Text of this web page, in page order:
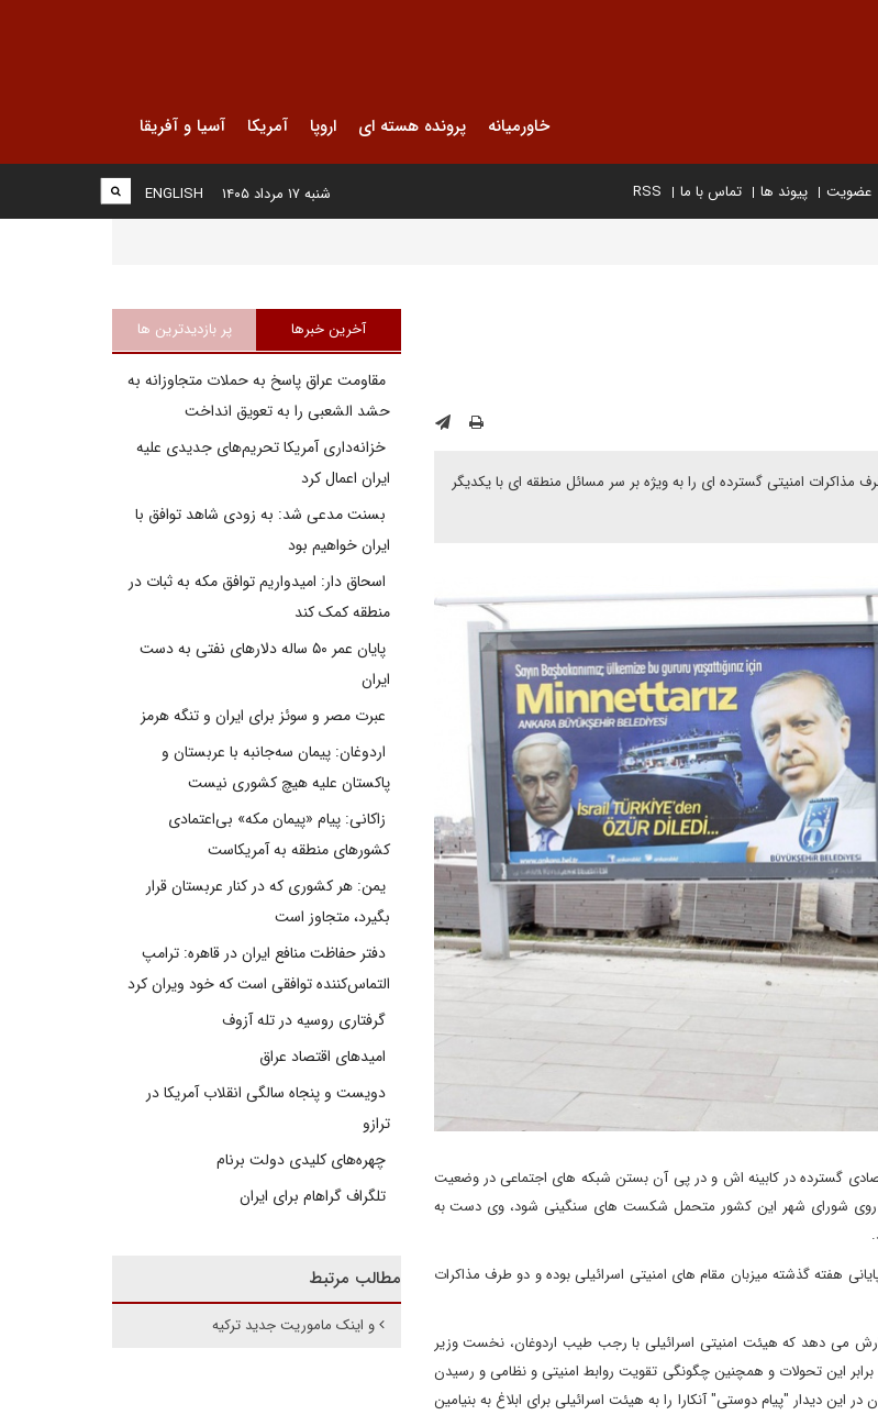
خاورمیانه پرونده هسته ای اروپا آمریکا آسیا و آفریقا
عضویت پیوند ها تماس با ما RSS
ENGLISH شنبه ۱۷ مرداد ۱۴۰۵
مذاکرات امنیتی گسترده ای را به ویژه بر سر مسائل منطقه ای با یکدیگر
گسترده در کابینه اش و در پی آن بستن شبکه های اجتماعی در وضعیت
روی شورای شهر این کشور متحمل شکست های سنگینی شود، وی دست به
هفته گذشته میزبان مقام های امنیتی اسرائیلی بوده و دو طرف مذاکرات
می دهد که هیئت امنیتی اسرائیلی با رجب طیب اردوغان، نخست وزیر
این تحولات و همچنین چگونگی تقویت روابط امنیتی و نظامی و رسیدن
دیدار "پیام دوستی" آنکارا را به هیئت اسرائیلی برای ابلاغ به بنیامین
آخرین خبرها پر بازدیدترین ها
مقاومت عراق پاسخ به حملات متجاوزانه به
حشد الشعبی را به تعویق انداخت
خزانه‌داری آمریکا تحریم‌های جدیدی علیه
ایران اعمال کرد
بسنت مدعی شد: به زودی شاهد توافق با
ایران خواهیم بود
اسحاق دار: امیدواریم توافق مکه به ثبات در
منطقه کمک کند
پایان عمر ۵۰ ساله دلارهای نفتی به دست
ایران
عبرت مصر و سوئز برای ایران و تنگه هرمز
اردوغان: پیمان سه‌جانبه با عربستان و
پاکستان علیه هیچ کشوری نیست
زاکانی: پیام «پیمان مکه» بی‌اعتمادی
کشورهای منطقه به آمریکاست
یمن: هر کشوری که در کنار عربستان قرار
بگیرد، متجاوز است
دفتر حفاظت منافع ایران در قاهره: ترامپ
التماس‌کننده توافقی است که خود ویران کرد
گرفتاری روسیه در تله آزوف
امیدهای اقتصاد عراق
دویست و پنجاه سالگی انقلاب آمریکا در
ترازو
چهره‌های کلیدی دولت برنام
تلگراف گراهام برای ایران
مطالب مرتبط
و اینک ماموریت جدید ترکیه